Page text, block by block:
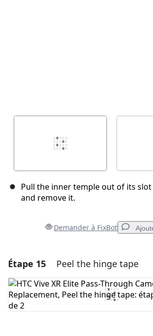
Pull the inner temple out of its
and remove it.
Demander à FixBot
Ajouter un commentaire
Ajouter un commentaire
Étape 15 Peel the hinge tape